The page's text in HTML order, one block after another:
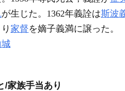
が生じた。1362年義詮は斯波
家督を嫡子義満に譲った。
/家族手当あり